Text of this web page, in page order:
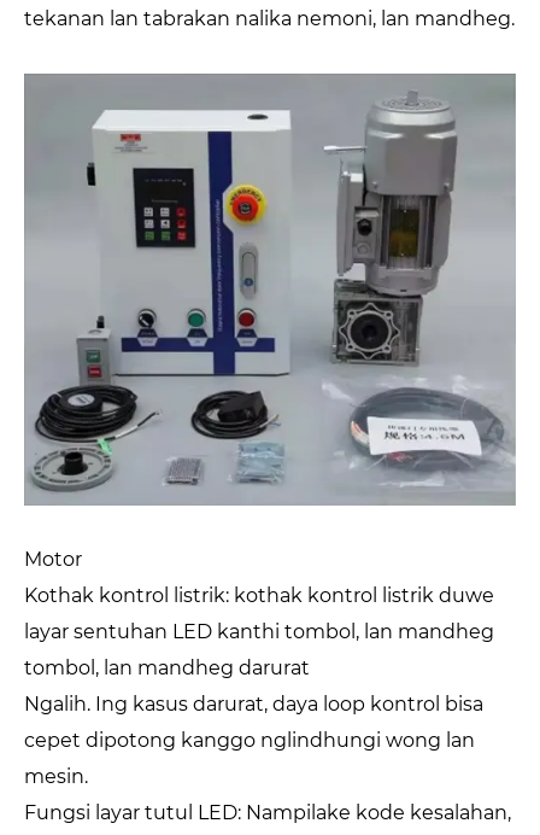
tekanan lan tabrakan nalika nemoni, lan mandheg.
Motor
Kothak kontrol listrik: kothak kontrol listrik duwe
layar sentuhan LED kanthi tombol, lan mandheg
tombol, lan mandheg darurat
Ngalih. Ing kasus darurat, daya loop kontrol bisa
cepet dipotong kanggo nglindhungi wong lan
mesin.
Fungsi layar tutul LED: Nampilake kode kesalahan,